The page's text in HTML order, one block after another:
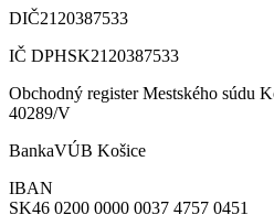
DIČ2120387533
IČ DPHSK2120387533
Obchodný register Mestského súdu
40289/V
BankaVÚB Košice
IBAN
SK46 0200 0000 0037 4757 0451